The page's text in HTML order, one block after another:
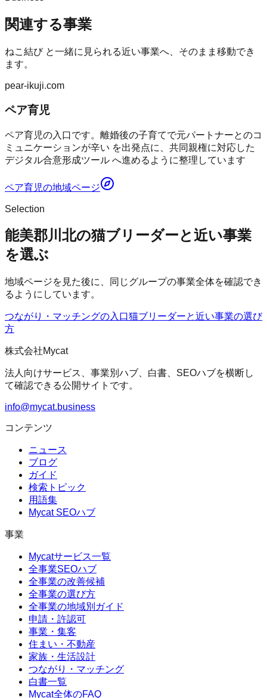
関連する事業
ねこ結びと一緒に見られる近い事業へ、そのまま移動でき
ます。
pear-ikuji.com
ペア育児
ペア育児の入口です。離婚後の子育てで元パートナーとのコ
ミュニケーションが辛い を出発点に、共同親権に対応した
デジタル合意形成ツール へ進めるように整理しています
ペア育児の地域ページ
Selection
能美郡川北の猫ブリーダーと近い事業
を選ぶ
地域ページを見た後に、同じグループの事業全体を確認でき
るようにしています。
つながり・マッチングの入口猫ブリーダーと近い事業の選び
方
株式会社Mycat
法人向けサービス、事業別ハブ、白書、SEOハブを横断し
て確認できる公開サイトです。
info@mycat.business
コンテンツ
ニュース
ブログ
ガイド
検索トピック
用語集
Mycat SEOハブ
事業
Mycatサービス一覧
全事業SEOハブ
全事業の改善候補
全事業の選び方
全事業の地域別ガイド
申請・許認可
事業・集客
住まい・不動産
家族・生活設計
つながり・マッチング
白書一覧
Mycat全体のFAQ